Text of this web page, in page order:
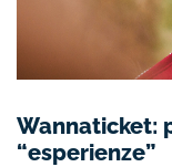
Wannaticket:
“esperienze”